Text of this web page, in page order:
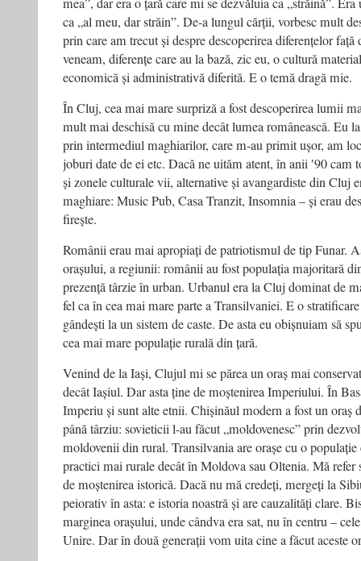
ca „al meu, dar străin”. De-a lungul cărții, vorbesc mult
prin care am trecut și despre descoperirea diferențelor
veneam, diferențe care au la bază, zic eu, o cultură
economică și administrativă diferită. E o temă dragă mie.
În Cluj, cea mai mare surpriză a fost descoperirea lumii
mult mai deschisă cu mine decât lumea românească. Eu
prin intermediul maghiarilor, care m-au primit ușor, am
joburi date de ei etc. Dacă ne uităm atent, în anii ʹ90 cam
și zonele culturale vii, alternative și avangardiste din Cluj
maghiare: Music Pub, Casa Tranzit, Insomnia – și erau
firește.
Românii erau mai apropiați de patriotismul de tip Funar.
orașului, a regiunii: românii au fost populația majoritară
prezență târzie în urban. Urbanul era la Cluj dominat de
fel ca în cea mai mare parte a Transilvaniei. E o
gândești la un sistem de caste. De asta eu obișnuiam să
cea mai mare populație rurală din țară.
Venind de la Iași, Clujul mi se părea un oraș mai
decât Iașiul. Dar asta ține de moștenirea Imperiului. În
Imperiu și sunt alte etnii. Chișinăul modern a fost un oraș
până târziu: sovieticii l-au făcut „moldovenesc” prin
moldovenii din rural. Transilvania are orașe cu o populație
practici mai rurale decât în Moldova sau Oltenia. Mă
de moștenirea istorică. Dacă nu mă credeți, mergeți la
peiorativ în asta: e istoria noastră și are cauzalități clare.
marginea orașului, unde cândva era sat, nu în centru –
Unire. Dar în două generații vom uita cine a făcut